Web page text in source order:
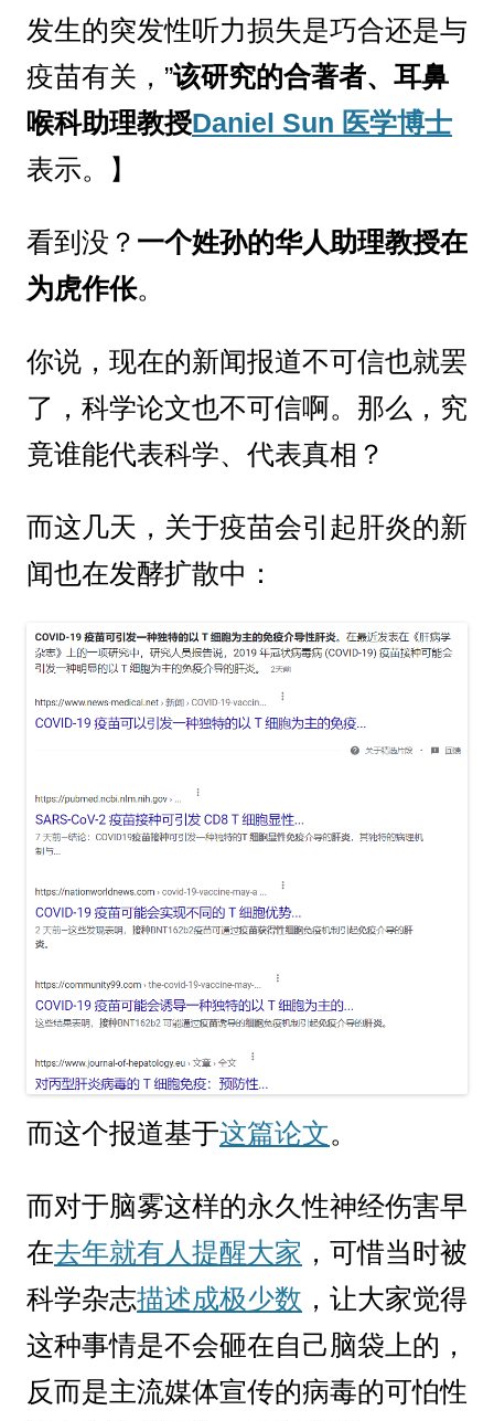
发生的突发性听力损失是巧合还是与
疫苗有关，”该研究的合著者、耳鼻
喉科助理​​教授Daniel Sun 医学博士
表示。】
看到没？ 一个姓孙的华人助理教授在
为虎作伥。
你说，现在的新闻报道不可信也就罢
了，科学论文也不可信啊。那么，究
竟谁能代表科学、代表真相？
而这几天，关于疫苗会引起肝炎的新
闻也在发酵扩散中：
而这个报道基于这篇论文。
而对于脑雾这样的永久性神经伤害早
在去年就有人提醒大家 ，可惜当时被
科学杂志描述成极少数 ，让大家觉得
这种事情是不会砸在自己脑袋上的，
反而是主流媒体宣传的病毒的可怕性